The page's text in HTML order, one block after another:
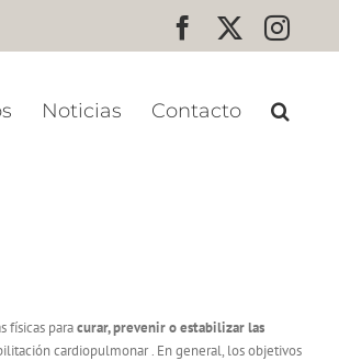
Facebook
Noticias Contacto
físicas paracurar, prevenir o estabilizar las
cardiopulmonar . En general, los objetivos